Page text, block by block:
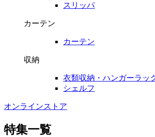
スリッパ
カーテン
カーテン
収納
衣類収納・ハンガーラッ
シェルフ
オンラインストア
特集一覧